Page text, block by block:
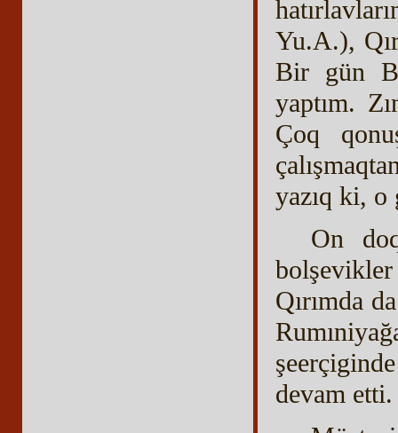
Yu.A.),
Bir gün
yaptım.
Çoq
yazıq ki,
On
Qırımda
devam etti.